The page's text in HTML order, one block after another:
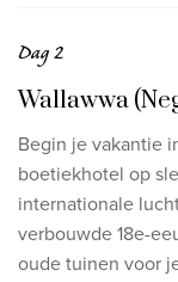
Dag 2
Wallawwa
Begin je vakantie
boetiekhotel op
internationale
verbouwde 18e-
oude tuinen voor